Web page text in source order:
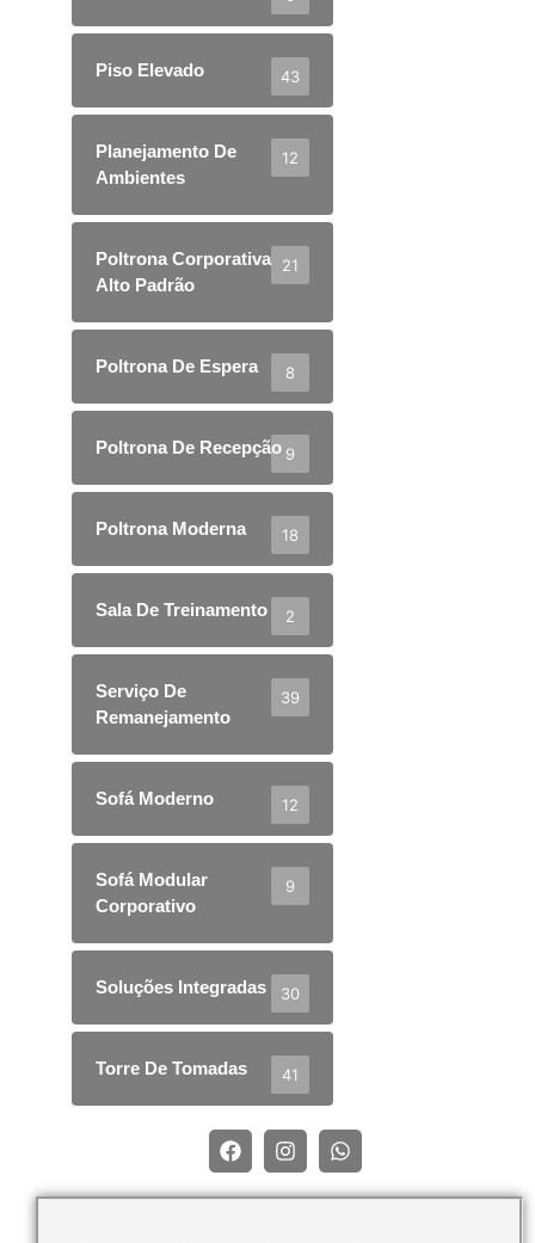
Piso Elevado 43
Planejamento De
Ambientes
12
Poltrona Corporativa
Alto Padrão
21
Poltrona De Espera 8
Poltrona De Recepção 9
Poltrona Moderna 18
Sala De Treinamento 2
Serviço De
Remanejamento
39
Sofá Moderno 12
Sofá Modular
Corporativo
9
Soluções Integradas 30
Torre De Tomadas 41